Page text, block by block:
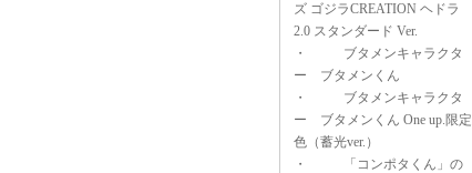
ズ ゴジラCREATION ヘドラ
2.0 スタンダード Ver.
・
ブタメンキャラクタ
ー ブタメンくん
・
ブタメンキャラクタ
ー ブタメンくん One up.限定
色（蓄光ver.）
・
「コンポタくん」の